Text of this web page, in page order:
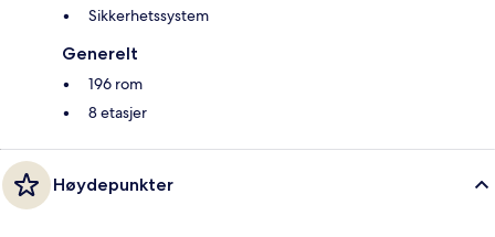
Sikkerhetssystem
Generelt
196 rom
8 etasjer
Høydepunkter